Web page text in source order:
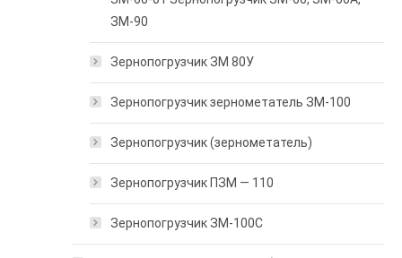
ЗМ-90
Зернопогрузчик ЗМ 80У
Зернопогрузчик зернометатель ЗМ-100
Зернопогрузчик (зернометатель)
Зернопогрузчик ПЗМ — 110
Зернопогрузчик ЗМ-100С